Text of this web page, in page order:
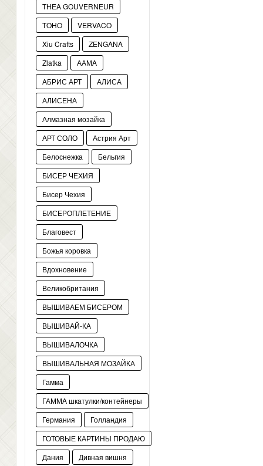
THEA GOUVERNEUR
TOHO
VERVACO
Xiu Crafts
ZENGANA
Zlatka
ААМА
АБРИС АРТ
АЛИСА
АЛИСЕНА
Алмазная мозайка
АРТ СОЛО
Астрия Арт
Белоснежка
Бельгия
БИСЕР ЧЕХИЯ
Бисер Чехия
БИСЕРОПЛЕТЕНИЕ
Благовест
Божья коровка
Вдохновение
Великобритания
ВЫШИВАЕМ БИСЕРОМ
ВЫШИВАЙ-КА
ВЫШИВАЛОЧКА
ВЫШИВАЛЬНАЯ МОЗАЙКА
Гамма
ГАММА шкатулки/контейнеры
Германия
Голландия
ГОТОВЫЕ КАРТИНЫ ПРОДАЮ
Дания
Дивная вишня